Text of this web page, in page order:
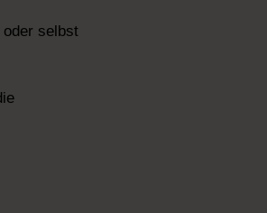
oder selbst